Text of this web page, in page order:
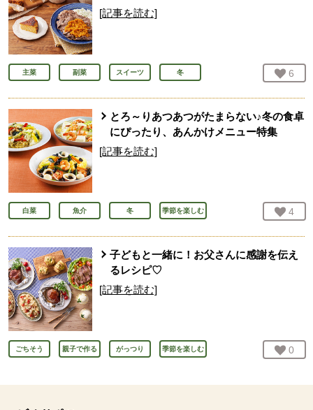
[記事を読む]
主菜 副菜 スイーツ 冬 お気
6
とろ～りあつあつがたまらない♪冬の食卓
にぴったり、あんかけメニュー特集
[記事を読む]
白菜 魚介 冬 季節を楽しむ お気
4
子どもと一緒に！お父さんに感謝を伝え
るレシピ♡
[記事を読む]
ごちそう 親子で作る がっつり 季節を楽しむ お気
0